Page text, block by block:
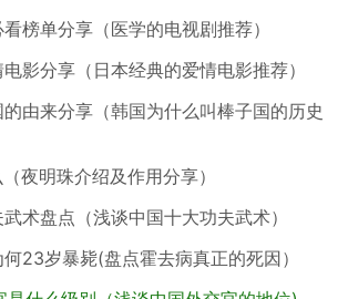
榜单分享（医学的电视剧推荐）
影分享（日本经典的爱情电影推荐）
由来分享（韩国为什么叫棒子国的历史
夜明珠介绍及作用分享）
术盘点（浅谈中国十大功夫武术）
23岁暴毙(盘点霍去病真正的死因）